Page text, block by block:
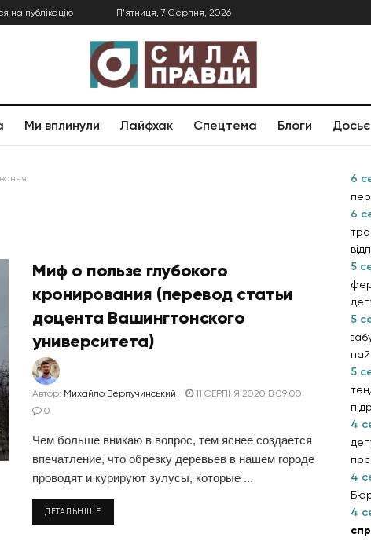
на публікацію П’ятниця, 7 Серпня, 2026
Ми вплинули Лайфхак Спецтема Блоги Досьє
Миф о пользе глубокого
кронирования (перевод статьи
доцента Вашингтонского
университета)
Автор: Михайло Верпучинський
11 СЕРПНЯ 2020 В 09:00
0
Чем больше вникаю в вопрос, тем яснее создаётся
впечатление, что обрезку деревьев в нашем городе
проводят и курируют зулусы, которые ...
ДЕТАЛЬНІШЕ
6
6
5
5
5
4
4
4